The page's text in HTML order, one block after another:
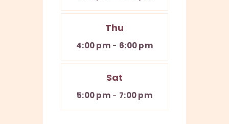
Thu
4:00 pm - 6:00 pm
Sat
5:00 pm - 7:00 pm